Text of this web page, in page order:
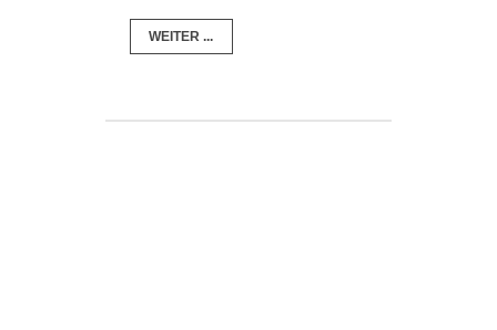
WEITER ...